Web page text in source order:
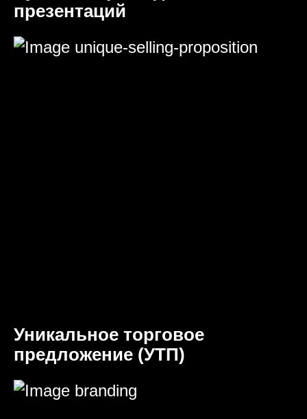
презентаций
Уникальное торговое
предложение (УТП)